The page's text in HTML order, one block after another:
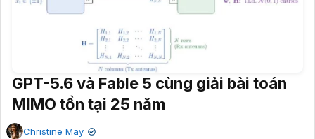
GPT-5.6 và Fable 5 cùng giải bài toán
MIMO tồn tại 25 năm
Christine May ✔